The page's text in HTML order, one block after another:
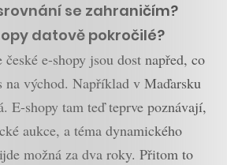
se zahraničím?
datově pokročilé?
e-shopy jsou dost napřed, co
na východ. Například v Maďarsku
E-shopy tam teď teprve poznávají,
aukce, a téma dynamického
možná za dva roky. Přitom to